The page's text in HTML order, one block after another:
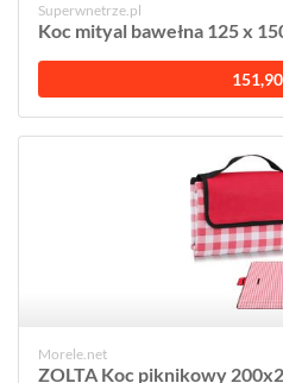
Superwnetrze.pl
Koc mityal bawełna 125 x
Morele.net
ZOLTA Koc piknikowy